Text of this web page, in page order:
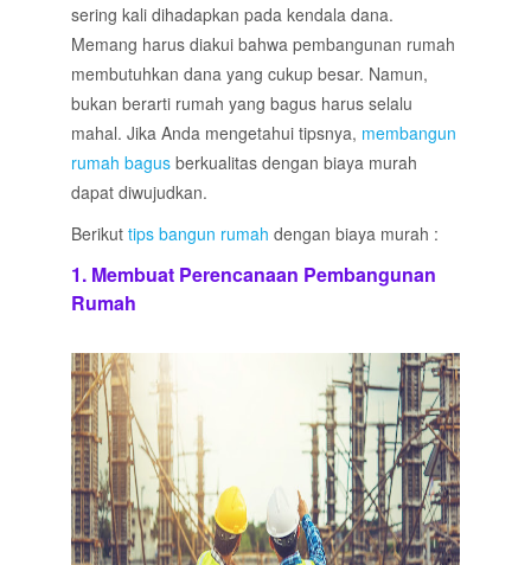
sering kali dihadapkan pada kendala dana.
Memang harus diakui bahwa pembangunan rumah
membutuhkan dana yang cukup besar. Namun,
bukan berarti rumah yang bagus harus selalu
mahal. Jika Anda mengetahui tipsnya, membangun
rumah bagus berkualitas dengan biaya murah
dapat diwujudkan.
Berikut tips bangun rumah dengan biaya murah :
1. Membuat Perencanaan Pembangunan
Rumah